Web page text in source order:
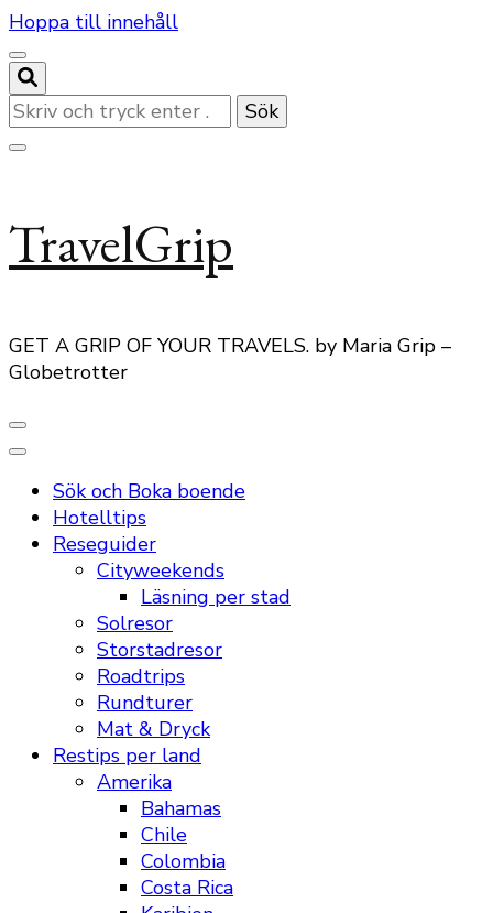
Hoppa till innehåll
Letar
du
efter
TravelGrip
GET A GRIP OF YOUR TRAVELS. by Maria Grip –
Globetrotter
Sök och Boka boende
Hotelltips
Reseguider
Cityweekends
Läsning per stad
Solresor
Storstadresor
Roadtrips
Rundturer
Mat & Dryck
Restips per land
Amerika
Bahamas
Chile
Colombia
Costa Rica